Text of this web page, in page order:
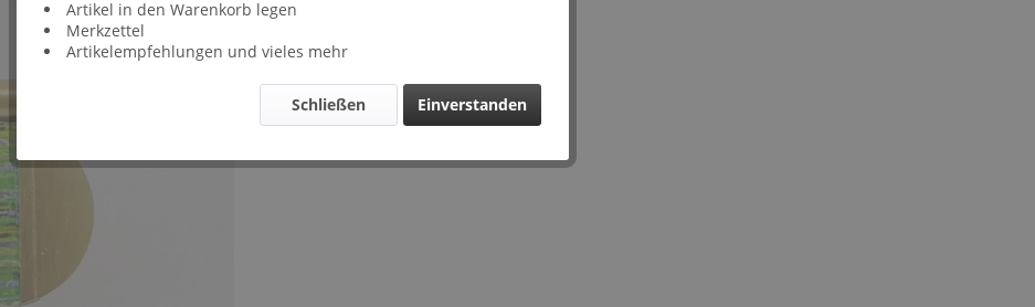
Artikel in den Warenkorb legen
Merkzettel
Artikelempfehlungen und vieles mehr
Einverstanden
Schließen